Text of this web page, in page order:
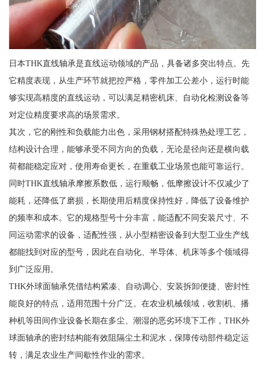
日本THK直线轴承是直线运动领域的产品，具备诸多突出特点。先
它精度表现，从生产环节就把控严格，零件加工公差小，运行时能
够实现高精度的直线运动，可以满足精密机床、自动化检测设备等
对定位精度要求高的场景需求。
其次，它的刚性和负载能力出色，采用钢材搭配特殊热处理工艺，
结构设计合理，能够承受不同方向的负载，无论是径向还是横向载
荷都能稳定应对，使用寿命更长，在重载工业场景也能可靠运行。
同时THK直线轴承摩擦系数低，运行顺畅，低摩擦设计不仅减少了
能耗，还降低了磨损，长期使用后精度保持性好，降低了设备维护
的频率和成本。它的规格型号十分丰富，能适配不同安装尺寸、不
同运动需求的设备，适配性强，从小型精密设备到大型工业生产线
都能找到对应的型号，因此在自动化、半导体、机床等多个领域得
到广泛应用。
THK外球面轴承凭借结构紧凑、自动调心、安装拆卸便捷、密封性
能良好的特点，适用范围十分广泛。在农业机械领域，收割机、播
种机等田间作业设备长期在多尘、潮湿的恶劣环境下工作，THK外
球面轴承的密封结构能有效阻隔尘土和泥水，保障传动部件稳定运
转，满足农业生产间歇性作业的需求。